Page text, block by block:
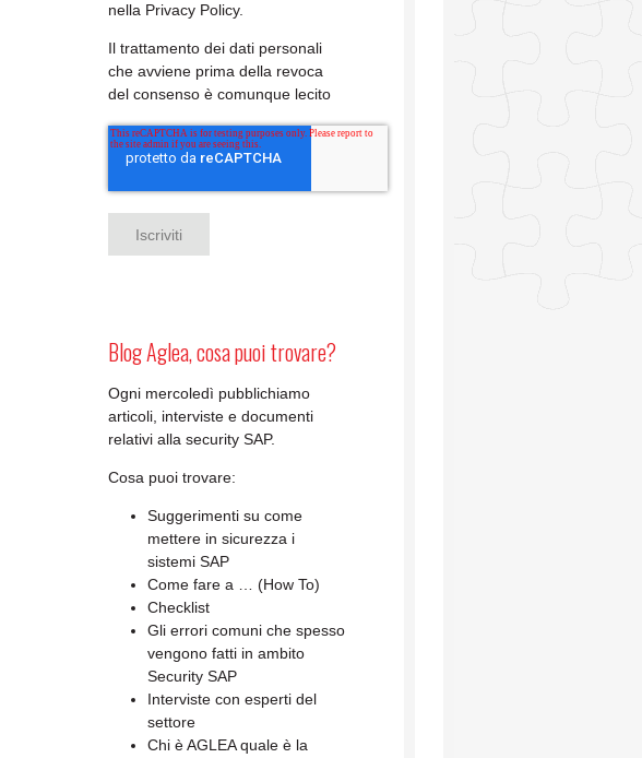
nella Privacy Policy.
Il trattamento dei dati personali
che avviene prima della revoca
del consenso è comunque lecito
Blog Aglea, cosa puoi trovare?
Ogni mercoledì pubblichiamo
articoli, interviste e documenti
relativi alla security SAP.
Cosa puoi trovare:
Suggerimenti su come
mettere in sicurezza i
sistemi SAP
Come fare a … (How To)
Checklist
Gli errori comuni che spesso
vengono fatti in ambito
Security SAP
Interviste con esperti del
settore
Chi è AGLEA quale è la